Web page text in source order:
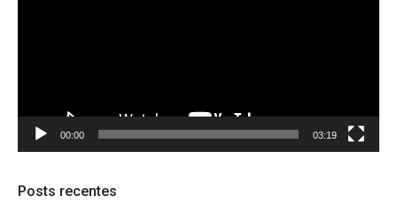
00:00 03:19
Posts recentes